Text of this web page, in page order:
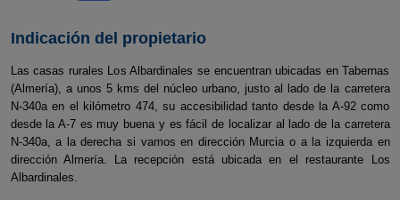
Indicación del propietario
Las casas rurales Los Albardinales se encuentran ubicadas en Tabernas
(Almería), a unos 5 kms del núcleo urbano, justo al lado de la carretera
N-340a en el kilómetro 474, su accesibilidad tanto desde la A-92 como
desde la A-7 es muy buena y es fácil de localizar al lado de la carretera
N-340a, a la derecha si vamos en dirección Murcia o a la izquierda en
dirección Almería. La recepción está ubicada en el restaurante Los
Albardinales.